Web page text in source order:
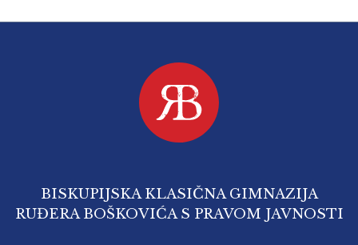
BISKUPIJSKA KLASIČNA GIMNAZIJA
RUĐERA BOŠKOVIĆA S PRAVOM JAVNOSTI